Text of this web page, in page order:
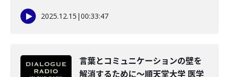
2025.12.15 |00:33:47
言葉とコミュニケーションの壁を
解消するために～順天堂大学 医学